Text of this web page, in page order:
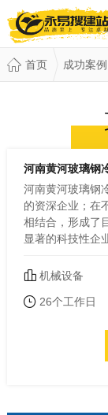
首页 成功案例
河南黄河玻璃钢
河南黄河玻璃钢
的资深企业；在
相结合，形成了
显著的科技性企
机械设备
26个工作日